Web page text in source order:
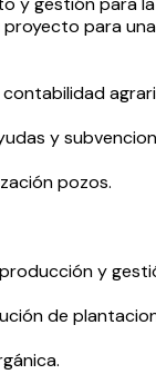
para
y
pozos.
y
de